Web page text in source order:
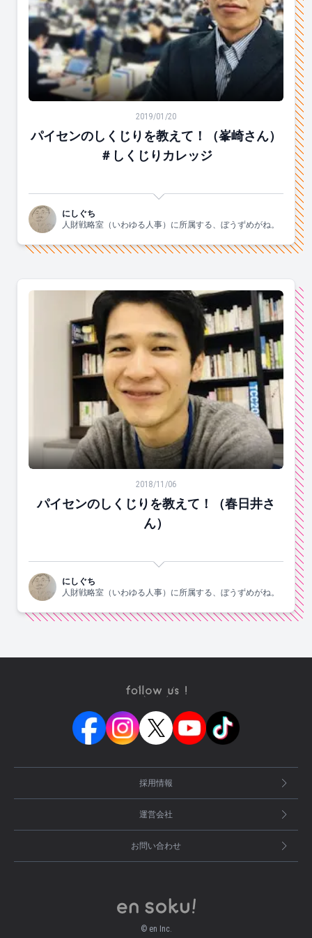
パイセンのしくじりを教えて！（峯崎さん）＃しくじり
2019/01/20
パイセンのしくじりを教えて！（峯崎さん）
＃しくじりカレッジ
にしぐち
人財戦略室（いわゆる人事）に所属する、ぼうずめがね。
2018/11/06
パイセンのしくじりを教えて！（春日井さ
ん）
にしぐち
人財戦略室（いわゆる人事）に所属する、ぼうずめがね。
採用情報
運営会社
お問い合わせ
© en Inc.